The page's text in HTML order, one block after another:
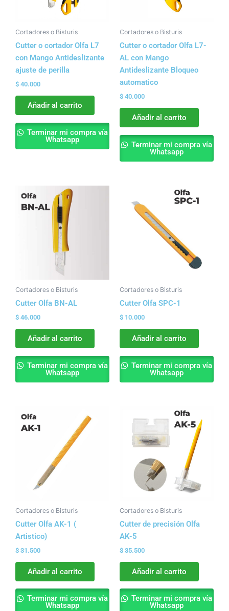
Cortadores o Bisturis
Cutter o cortador Olfa L7
con Mango Antideslizante
ajuste de perilla
$ 40.000
Añadir al carrito
Terminar mi compra vía
Whatsapp
Cortadores o Bisturis
Cutter o cortador Olfa L7-
AL con Mango
Antideslizante Bloqueo
automatico
$ 40.000
Añadir al carrito
Terminar mi compra vía
Whatsapp
Cortadores o Bisturis
Cutter Olfa BN-AL
$ 46.000
Añadir al carrito
Terminar mi compra vía
Whatsapp
Cortadores o Bisturis
Cutter Olfa SPC-1
$ 10.000
Añadir al carrito
Terminar mi compra vía
Whatsapp
Cortadores o Bisturis
Cutter Olfa AK-1 (
Artistico)
$ 31.500
Añadir al carrito
Terminar mi compra vía
Whatsapp
Cortadores o Bisturis
Cutter de precisión Olfa
AK-5
$ 35.500
Añadir al carrito
Terminar mi compra vía
Whatsapp